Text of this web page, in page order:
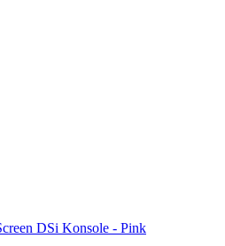
DSi Konsole - Pink